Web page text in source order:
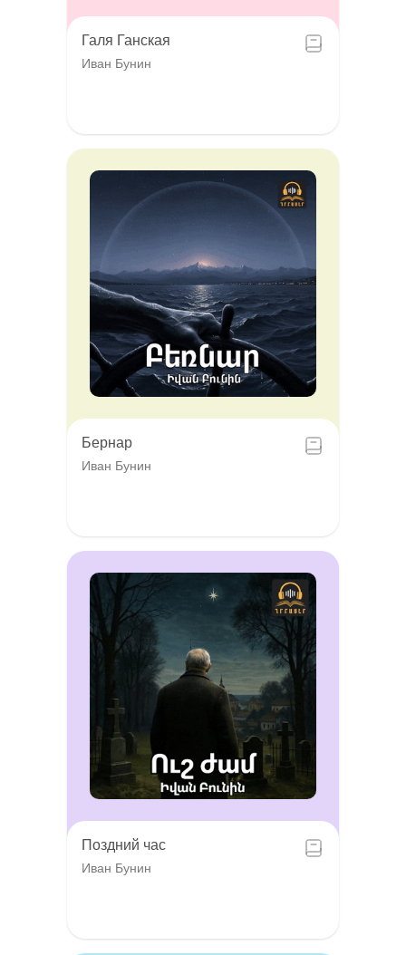
Галя Ганская
Иван Бунин
Бернар
Иван Бунин
Поздний час
Иван Бунин